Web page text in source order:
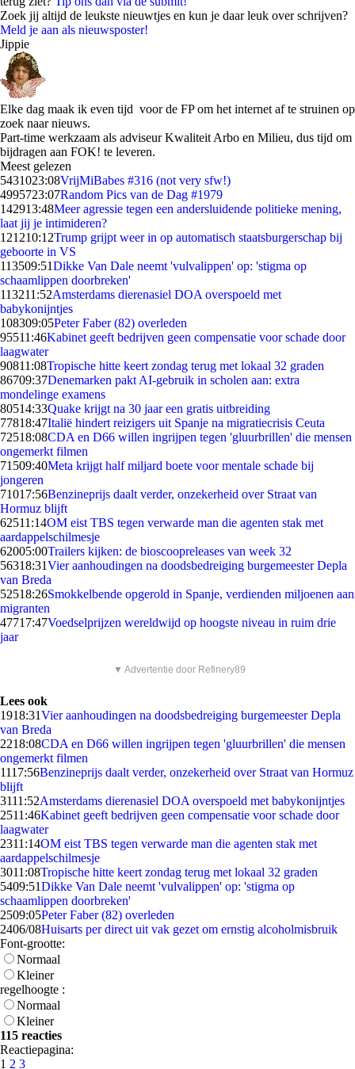
Zoek jij altijd de leukste nieuwtjes en kun je daar leuk over schrijven?
Meld je aan als nieuwsposter!
Jippie
Elke dag maak ik even tijd voor de FP om het internet af te struinen op
zoek naar nieuws.
Part-time werkzaam als adviseur Kwaliteit Arbo en Milieu, dus tijd om
bijdragen aan FOK! te leveren.
Meest gelezen
5431023:08VrijMiBabes #316 (not very sfw!)
4995723:07Random Pics van de Dag #1979
142913:48Meer agressie tegen een andersluidende politieke mening,
laat jij je intimideren?
121210:12Trump grijpt weer in op automatisch staatsburgerschap bij
geboorte in VS
113509:51Dikke Van Dale neemt 'vulvalippen' op: 'stigma op
schaamlippen doorbreken'
113211:52Amsterdams dierenasiel DOA overspoeld met
babykonijntjes
108309:05Peter Faber (82) overleden
95511:46Kabinet geeft bedrijven geen compensatie voor schade door
laagwater
90811:08Tropische hitte keert zondag terug met lokaal 32 graden
86709:37Denemarken pakt AI-gebruik in scholen aan: extra
mondelinge examens
80514:33Quake krijgt na 30 jaar een gratis uitbreiding
77818:47Italië hindert reizigers uit Spanje na migratiecrisis Ceuta
72518:08CDA en D66 willen ingrijpen tegen 'gluurbrillen' die mensen
ongemerkt filmen
71509:40Meta krijgt half miljard boete voor mentale schade bij
jongeren
71017:56Benzineprijs daalt verder, onzekerheid over Straat van
Hormuz blijft
62511:14OM eist TBS tegen verwarde man die agenten stak met
aardappelschilmesje
62005:00Trailers kijken: de bioscoopreleases van week 32
56318:31Vier aanhoudingen na doodsbedreiging burgemeester Depla
van Breda
52518:26Smokkelbende opgerold in Spanje, verdienden miljoenen aan
migranten
47717:47Voedselprijzen wereldwijd op hoogste niveau in ruim drie
jaar
▼ Advertentie door Refinery89
Lees ook
1918:31Vier aanhoudingen na doodsbedreiging burgemeester Depla
van Breda
2218:08CDA en D66 willen ingrijpen tegen 'gluurbrillen' die mensen
ongemerkt filmen
1117:56Benzineprijs daalt verder, onzekerheid over Straat van Hormuz
blijft
3111:52Amsterdams dierenasiel DOA overspoeld met babykonijntjes
2511:46Kabinet geeft bedrijven geen compensatie voor schade door
laagwater
2311:14OM eist TBS tegen verwarde man die agenten stak met
aardappelschilmesje
3011:08Tropische hitte keert zondag terug met lokaal 32 graden
5409:51Dikke Van Dale neemt 'vulvalippen' op: 'stigma op
schaamlippen doorbreken'
2509:05Peter Faber (82) overleden
2406/08Huisarts per direct uit vak gezet om ernstig alcoholmisbruik
Font-grootte:
Normaal
Kleiner
regelhoogte :
Normaal
Kleiner
115 reacties
Reactiepagina:
1 2 3